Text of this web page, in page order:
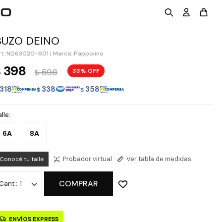
DEINO
ND63020-801 | Marca: Pappolino
398 $ 598 33
318 $ 338 $ 358
6A 8A
Conocé tu talle Probador virtual Ver tabla de medidas
1 COMPRAR
ENVÍOS EXPRESS